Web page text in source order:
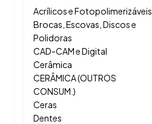
Acrílicos e Fotopolimerizáveis
Brocas, Escovas, Discos e
Polidoras
CAD-CAM e Digital
Cerâmica
CERÂMICA (OUTROS
CONSUM.)
Ceras
Dentes